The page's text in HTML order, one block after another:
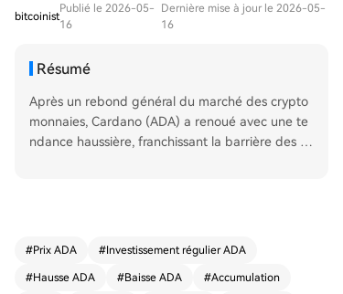
bitcoinist
Publié le 2026-05-
16
Dernière mise à jour le 2026-05-
16
Résumé
Après un rebond général du marché des crypto
monnaies, Cardano (ADA) a renoué avec une te
ndance haussière, franchissant la barrière des 0,
ateur SuperTrend qui vient de donner un signal
fin d'une phase de consolidation. Ce scénario vis
#Prix ADA #Investissement régulier ADA
#Hausse ADA #Baisse ADA #Accumulation